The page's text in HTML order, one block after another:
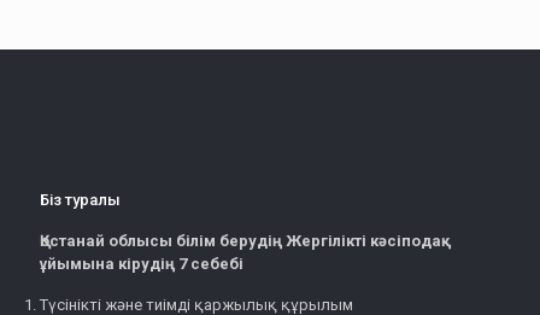
Біз туралы
Қостанай облысы білім берудің Жергілікті кәсіподақ
ұйымына кірудің 7 себебі
Түсінікті және тиімді қаржылық құрылым